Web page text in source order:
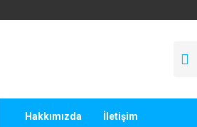
Hakkımızda İletişim